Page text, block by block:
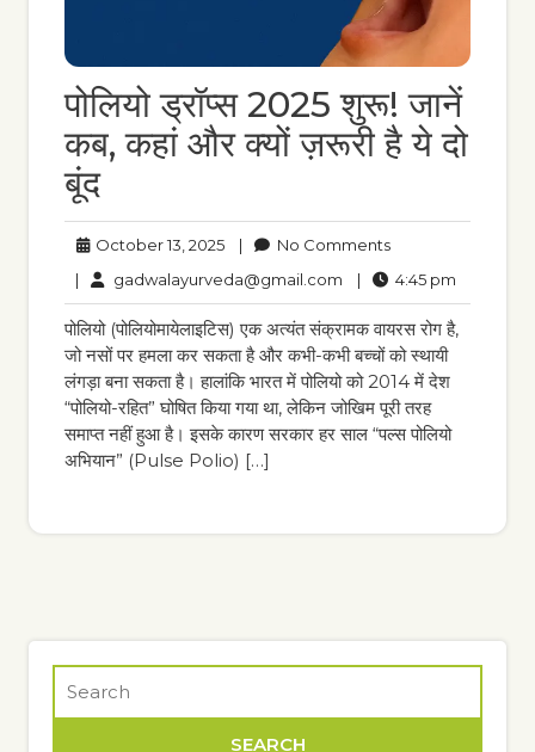
पोलियो ड्रॉप्स 2025 शुरू! जानें
कब, कहां और क्यों ज़रूरी है ये दो
बूंद
October 13, 2025October
2025
| No CommentsNo
| gadwalayurveda@gmail.com | 4:45 pm
pm
पोलियो (पोलियोमायेलाइटिस) एक अत्यंत संक्रामक वायरस रोग है,
जो नसों पर हमला कर सकता है और कभी-कभी बच्चों को स्थायी
लंगड़ा बना सकता है। हालांकि भारत में पोलियो को 2014 में देश
“पोलियो-रहित” घोषित किया गया था, लेकिन जोखिम पूरी तरह
समाप्त नहीं हुआ है। इसके कारण सरकार हर साल “पल्स पोलियो
अभियान” (Pulse Polio) […]